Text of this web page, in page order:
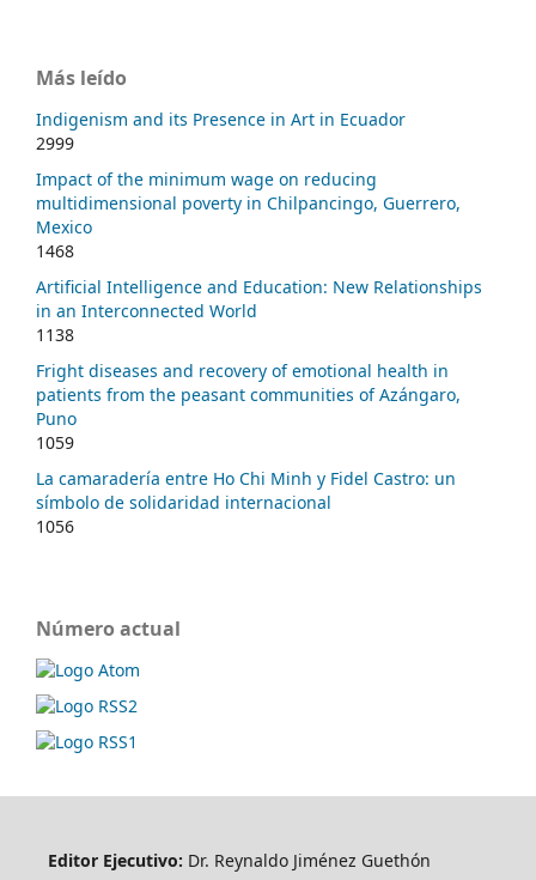
Más leído
Indigenism and its Presence in Art in Ecuador
2999
Impact of the minimum wage on reducing
multidimensional poverty in Chilpancingo, Guerrero,
Mexico
1468
Artificial Intelligence and Education: New Relationships
in an Interconnected World
1138
Fright diseases and recovery of emotional health in
patients from the peasant communities of Azángaro,
Puno
1059
La camaradería entre Ho Chi Minh y Fidel Castro: un
símbolo de solidaridad internacional
1056
Número actual
Editor Ejecutivo: Dr. Reynaldo Jiménez Guethón